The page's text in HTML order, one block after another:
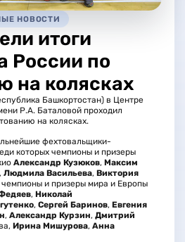
НОВОСТИ
итоги
России по
на колясках
Башкортостан) в Центре
Р.А. Баталовой проходил
на колясках.
фехтовальщики-
которых чемпионы и призеры
Александр Кузюков, Максим
Людмила Васильева, Виктория
чемпионы и призеры мира и Европы
, Николай
, Сергей Баринов, Евгения
, Александр Курзин, Дмитрий
Ирина Мишурова, Анна